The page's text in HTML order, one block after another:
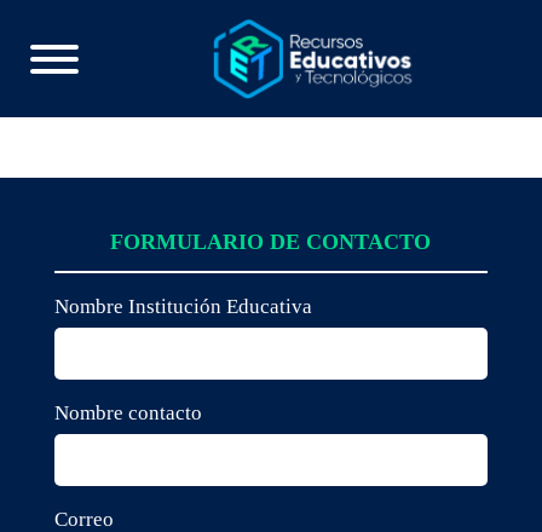
FORMULARIO DE CONTACTO
Nombre Institución Educativa
Nombre contacto
Correo